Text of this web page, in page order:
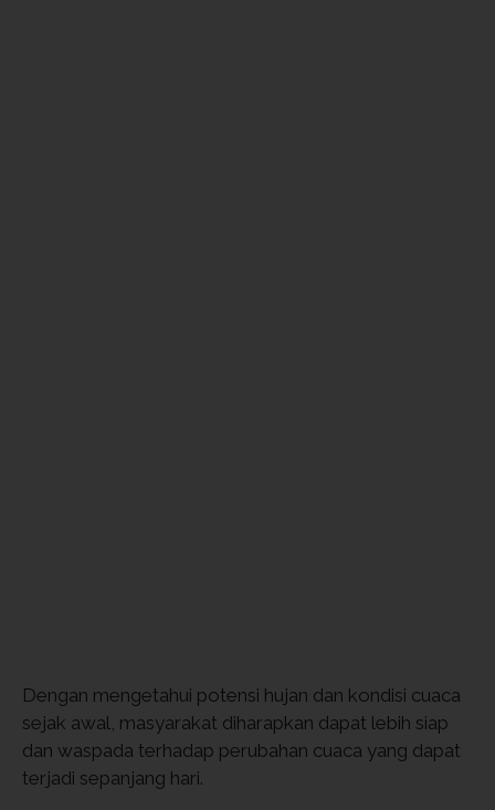
Dengan mengetahui potensi hujan dan kondisi cuaca
sejak awal, masyarakat diharapkan dapat lebih siap
dan waspada terhadap perubahan cuaca yang dapat
terjadi sepanjang hari.